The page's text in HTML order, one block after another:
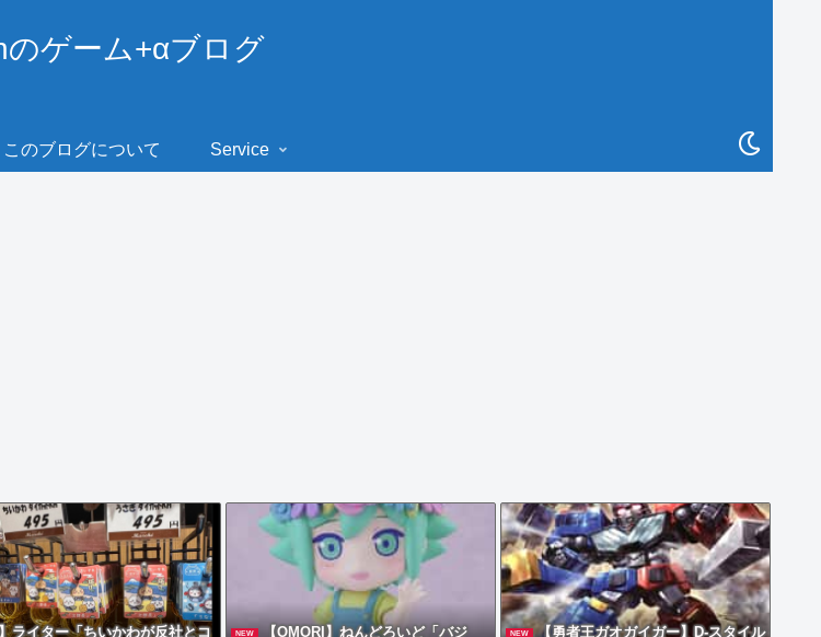
のゲーム+αブログ
このブログについて Service
】ライター「ちいかわが反社とコ
NEW
【OMORI】ねんどろいど「バジ
NEW
【勇者王ガオガイガー】D-スタイル